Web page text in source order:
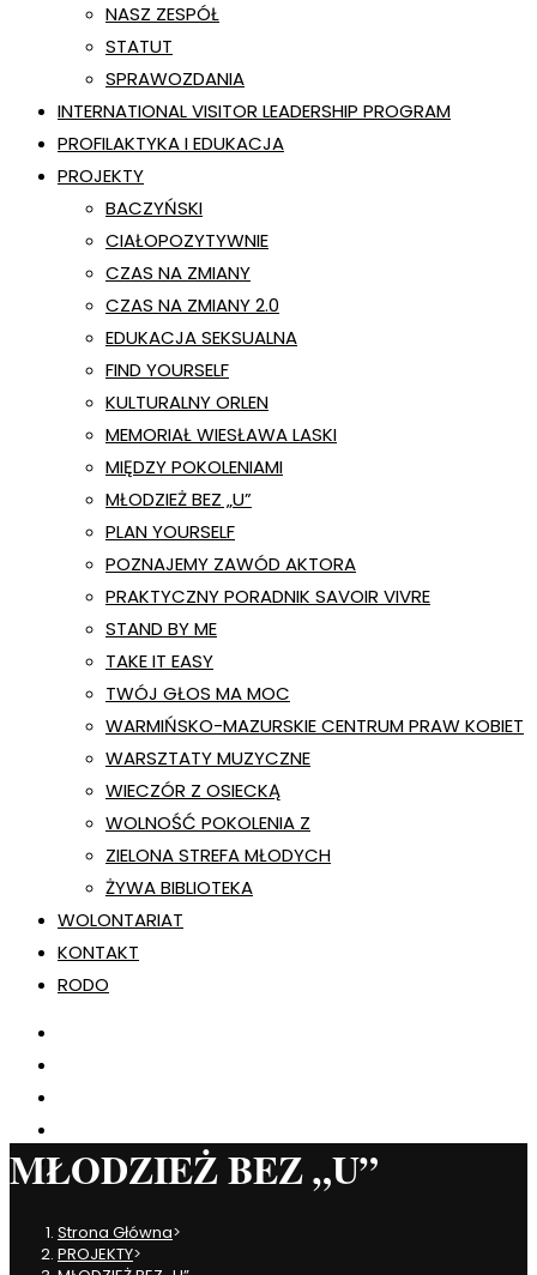
NASZ ZESPÓŁ
STATUT
SPRAWOZDANIA
INTERNATIONAL VISITOR LEADERSHIP PROGRAM
PROFILAKTYKA I EDUKACJA
PROJEKTY
BACZYŃSKI
CIAŁOPOZYTYWNIE
CZAS NA ZMIANY
CZAS NA ZMIANY 2.0
EDUKACJA SEKSUALNA
FIND YOURSELF
KULTURALNY ORLEN
MEMORIAŁ WIESŁAWA LASKI
MIĘDZY POKOLENIAMI
MŁODZIEŻ BEZ „U”
PLAN YOURSELF
POZNAJEMY ZAWÓD AKTORA
PRAKTYCZNY PORADNIK SAVOIR VIVRE
STAND BY ME
TAKE IT EASY
TWÓJ GŁOS MA MOC
WARMIŃSKO-MAZURSKIE CENTRUM PRAW KOBIET
WARSZTATY MUZYCZNE
WIECZÓR Z OSIECKĄ
WOLNOŚĆ POKOLENIA Z
ZIELONA STREFA MŁODYCH
ŻYWA BIBLIOTEKA
WOLONTARIAT
KONTAKT
RODO
MŁODZIEŻ BEZ „U”
Strona Główna>
PROJEKTY>